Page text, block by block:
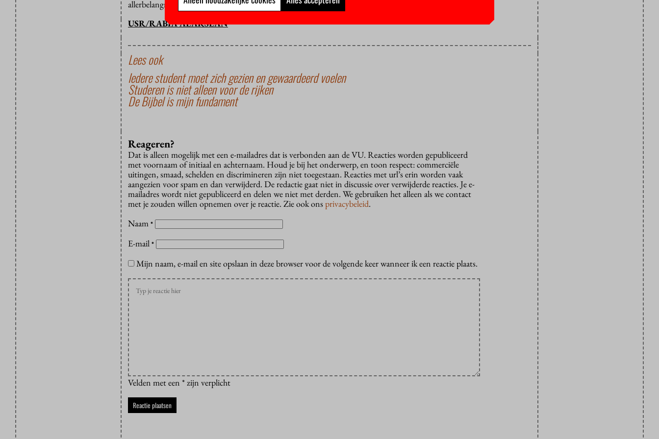
allerbelangrijkste – door hard te werken verbeter je het studentenleven aan de VU.
USR/RABIA ALARSLAN
Lees ook
Iedere student moet zich gezien en gewaardeerd voelen
Studeren is niet alleen voor de rijken
De Bijbel is mijn fundament
Reageren?
Dat is alleen mogelijk met een e-mailadres dat is verbonden aan de VU. Reacties worden gepubliceerd
met voornaam of initiaal en achternaam. Houd je bij het onderwerp, en toon respect: commerciële
uitingen, smaad, schelden en discrimineren zijn niet toegestaan. Reacties met url’s erin worden vaak
aangezien voor spam en dan verwijderd. De redactie gaat niet in discussie over verwijderde reacties. Je e-
mailadres wordt niet gepubliceerd en delen we niet met derden. We gebruiken het alleen als we contact
met je zouden willen opnemen over je reactie. Zie ook onsprivacybeleid.
Naam *
E-mail *
Mijn naam, e-mail en site opslaan in deze browser voor de volgende keer wanneer ik een reactie plaats.
Velden met een * zijn verplicht